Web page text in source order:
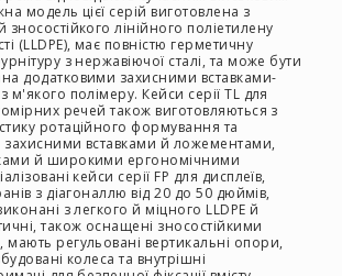
для
зброї
Кейси
для
дронів
Кейси
для
стабілізаторів
Кейсі
для
модель цієї серій виготовлена з
зносостійкого лінійного поліетилену
(LLDPE), має повністю герметичну
з нержавіючої сталі, та може бути
додатковими захисними вставками-
м'якого полімеру. Кейси серії TL для
речей також виготовляються з
ротаційного формування та
захисними вставками й ложементами,
й широкими ергономічними
кейси серії FP для дисплеїв,
з діагоналлю від 20 до 50 дюймів,
з легкого й міцного LLDPE й
також оснащені зносостійкими
регульовані вертикальні опори,
колеса та внутрішні